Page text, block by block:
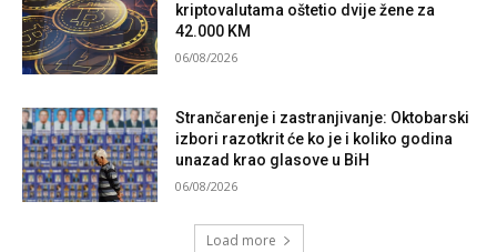
kriptovalutama oštetio dvije žene za
42.000 KM
06/08/2026
Strančarenje i zastranjivanje: Oktobarski
izbori razotkrit će ko je i koliko godina
unazad krao glasove u BiH
06/08/2026
Load more